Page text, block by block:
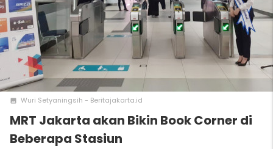
photo Wuri Setyaningsih - Beritajakarta.id
MRT Jakarta akan Bikin Book Corner di
Beberapa Stasiun